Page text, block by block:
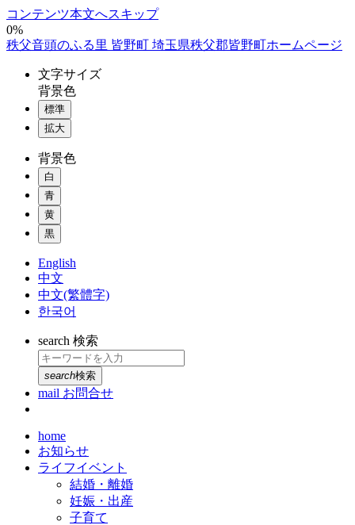
コンテンツ本文へスキップ
0%
秩父音頭のふる里 皆野町 埼玉県秩父郡皆野町ホームページ
文字サイズ
背景色
標準
拡大
背景色
白
青
黄
黒
English
中文
中文(繁體字)
한국어
search 検索
search検索
mail お問合せ
home
お知らせ
ライフイベント
結婚・離婚
妊娠・出産
子育て